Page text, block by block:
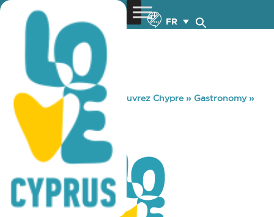
FR
You are here: Home »Découvrez Chypre» Gastronomy»
SOUTH COAST
SOUTH COAST